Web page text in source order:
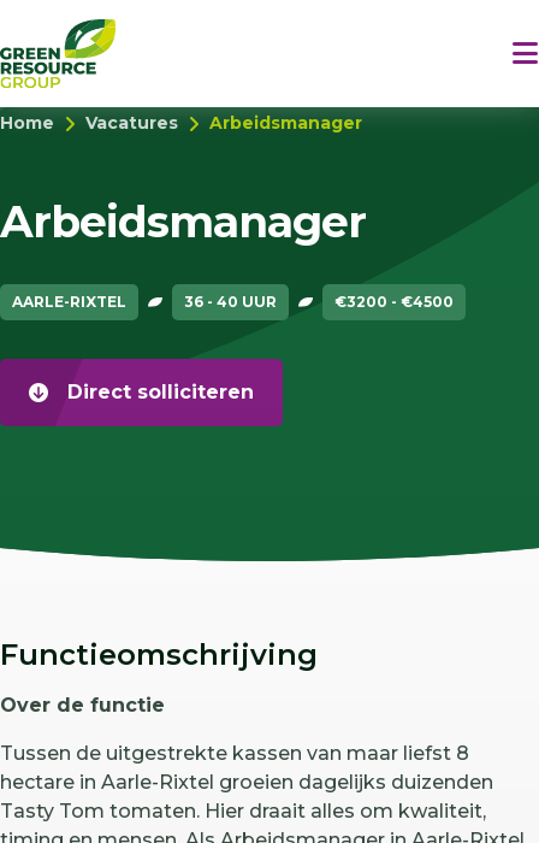
Home Vacatures Arbeidsmanager
Arbeidsmanager
AARLE-RIXTEL 36 - 40 UUR €3200 - €4500
Direct solliciteren
Functieomschrijving
Over de functie
Tussen de uitgestrekte kassen van maar liefst 8
hectare in Aarle-Rixtel groeien dagelijks duizenden
Tasty Tom tomaten. Hier draait alles om kwaliteit,